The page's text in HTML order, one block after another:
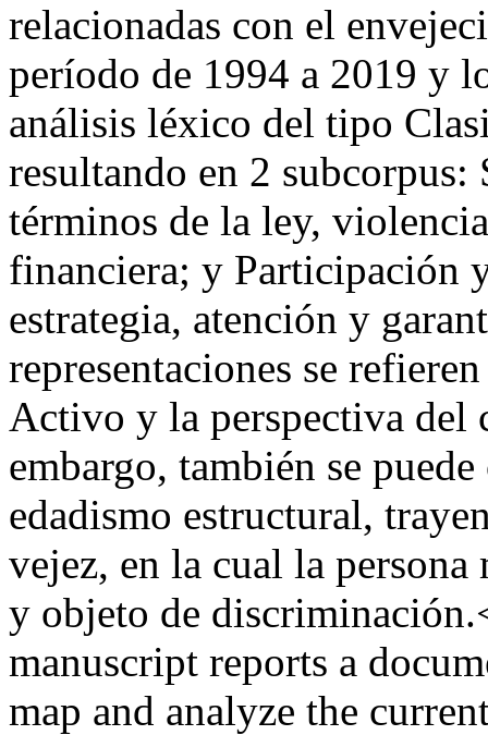
relacionadas con el
período de 1994 a 2019 y
análisis léxico del tipo
resultando en 2 subcorpus:
términos de la ley,
financiera; y Participación
estrategia, atención y
representaciones se
Activo y la perspectiva
embargo, también se
edadismo estructural,
vejez, en la cual la
y objeto de
manuscript reports a
map and analyze the